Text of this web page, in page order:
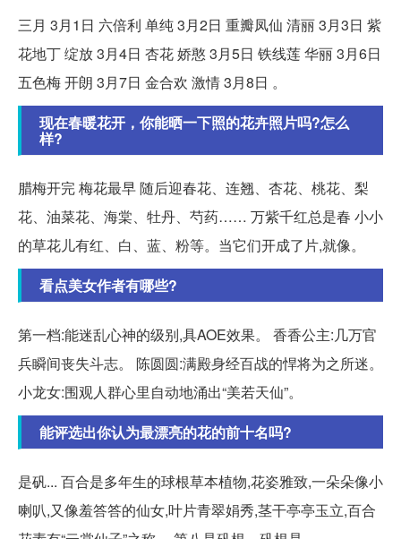
三月 3月1日 六倍利 单纯 3月2日 重瓣凤仙 清丽 3月3日 紫
花地丁 绽放 3月4日 杏花 娇憨 3月5日 铁线莲 华丽 3月6日
五色梅 开朗 3月7日 金合欢 激情 3月8日 。
现在春暖花开，你能晒一下照的花卉照片吗?怎么
样?
腊梅开完 梅花最早 随后迎春花、连翘、杏花、桃花、梨
花、油菜花、海棠、牡丹、芍药…… 万紫千红总是春 小小
的草花儿有红、白、蓝、粉等。当它们开成了片,就像。
看点美女作者有哪些?
第一档:能迷乱心神的级别,具AOE效果。 香香公主:几万官
兵瞬间丧失斗志。 陈圆圆:满殿身经百战的悍将为之所迷。
小龙女:围观人群心里自动地涌出“美若天仙”。
能评选出你认为最漂亮的花的前十名吗?
是矾... 百合是多年生的球根草本植物,花姿雅致,一朵朵像小
喇叭,又像羞答答的仙女,叶片青翠娟秀,茎干亭亭玉立,百合